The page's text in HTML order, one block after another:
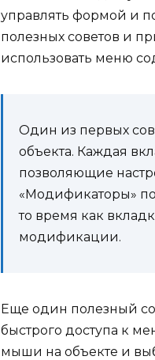
управлять формой и
полезных советов и
использовать меню
Один из первых
объекта. Каждая
позволяющие
«Модификаторы»
то время как
модификации.
Еще один полезный
быстрого доступа к
мыши на объекте и